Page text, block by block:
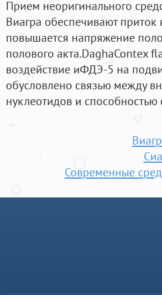
Прием неоригинального
Виагра обеспечивают
повышается напряжение
полового акта.DaghaContex
воздействие иФДЭ-5 на
обусловлено связью между
нуклеотидов и
Современные